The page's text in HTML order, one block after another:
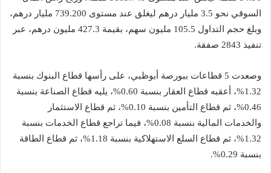
السوقي نحو 3.5 مليار درهم ليغلق عند مستوى 739.200 مليار درهم،
وبلغ حجم التداول 105.5 مليون سهم، بقيمة 427.3 مليون درهم، عبر
تنفيذ 2843 صفقة.
وصعدت 5 قطاعات ببورصة أبوظبي، على رأسها قطاع البنوك بنسبة
1.32%، أعقبه قطاع العقار بنسبة 0.60%، يليه قطاع الصناعة بنسبة
0.46%، ثم قطاع التأمين بنسبة 0.10%، ثم قطاع الاستثمار
والخدمات المالية بنسبة 0.08%، فيما تراجع قطاع الخدمات بنسبة
1.32%، ثم قطاع السلع الاستهلاكية بنسبة 1.18%، ثم قطاع الطاقة
بنسبة 0.29%.